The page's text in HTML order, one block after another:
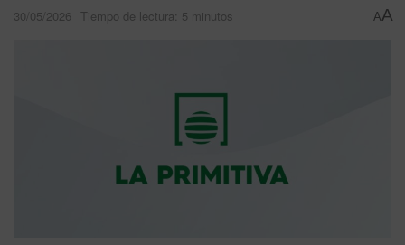
30/05/2026 Tiempo de lectura: 5 minutos AA